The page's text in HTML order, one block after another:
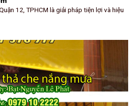
12, TPHCM là giải pháp tiện lợi và hiệu